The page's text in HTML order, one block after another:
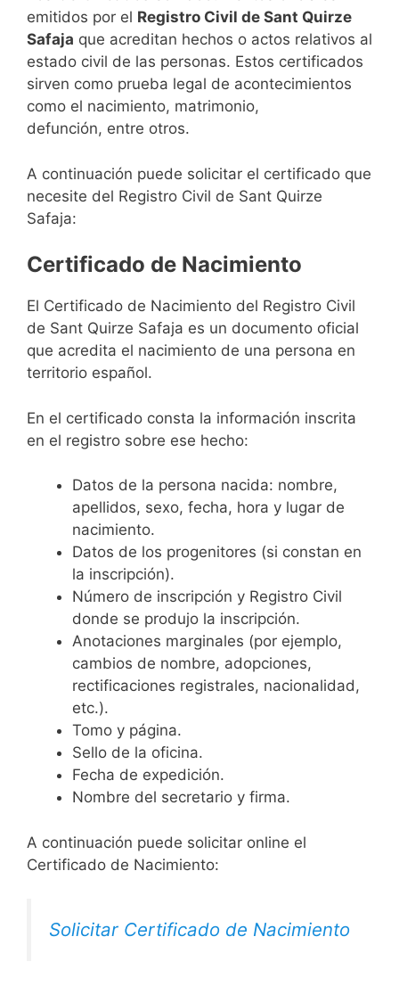
emitidos por el Registro Civil de Sant Quirze
Safaja que acreditan hechos o actos relativos al
estado civil de las personas. Estos certificados
sirven como prueba legal de acontecimientos
como el nacimiento, matrimonio,
defunción, entre otros.
A continuación puede solicitar el certificado que
necesite del Registro Civil de Sant Quirze
Safaja:
Certificado de Nacimiento
El Certificado de Nacimiento del Registro Civil
de Sant Quirze Safaja es un documento oficial
que acredita el nacimiento de una persona en
territorio español.
En el certificado consta la información inscrita
en el registro sobre ese hecho:
Datos de la persona nacida: nombre,
apellidos, sexo, fecha, hora y lugar de
nacimiento.
Datos de los progenitores (si constan en
la inscripción).
Número de inscripción y Registro Civil
donde se produjo la inscripción.
Anotaciones marginales (por ejemplo,
cambios de nombre, adopciones,
rectificaciones registrales, nacionalidad,
etc.).
Tomo y página.
Sello de la oficina.
Fecha de expedición.
Nombre del secretario y firma.
A continuación puede solicitar online el
Certificado de Nacimiento:
Solicitar Certificado de Nacimiento